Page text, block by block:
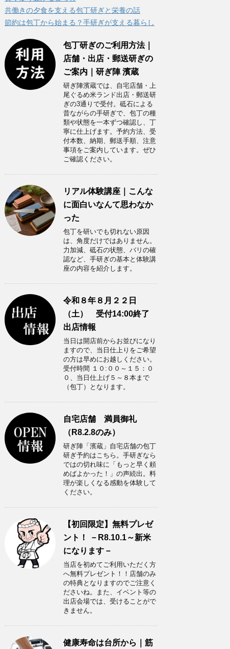
共働きの夕食を支える包丁研ぎと栄養の話
節約は包丁から始まる？手研ぎが支える暮らし
包丁研ぎのご利用方法｜
店舗・出店・郵送研ぎの
ご案内｜研ぎ陣 濱蔵
研ぎ陣濱蔵では、自宅店舗・上
尾ぐるめ米ランド出店・郵送研
ぎの3通りで受付。砥石による
昔ながらの手研ぎで、包丁の種
類や状態を一本ずつ確認し、丁
寧に仕上げます。予約方法、受
付本数、納期、郵送手順、注意
事項をご案内しています。ぜひ
ご確認ください。
リアル体験講座｜こんな
に面白いなんて思わなか
った
包丁を研いでも切れない原因
は、角度だけではありません。
力加減、砥石の状態、バリの確
認など、手研ぎの基本と体験講
座の内容を紹介します。
令和８年８月２２日
（土） 受付14:00終了
出店情報
当日は開店前からお並びになり
ますので、当日仕上りをご希望
の方は早めにお越しください。
受付時間 １０:００～１５：０
０、当日仕上げ５～８本まで
（包丁）となります。
自宅店舗 満員御礼
（R8.2.8のみ）
研ぎ陣「濱蔵」自宅店舗の包丁
研ぎ予約はこちら。手研ぎなら
ではの切れ味に「もっと早く頼
めばよかった！」の声続出。料
理が楽しくなる感動を体験して
ください。
【初回限定】無料プレゼ
ント！ －R8.10.1～新米
になります－
当店を初めてご利用いただく方
へ無料プレゼント！！店舗のみ
の特典となりますのでご注意く
ださいね。また、イベント等の
出店会場では、受けることがで
きません。
健康寿命は台所から｜筋